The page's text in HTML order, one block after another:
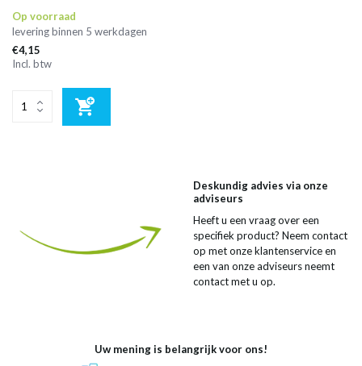
Op voorraad
levering binnen 5 werkdagen
€4,15
Incl. btw
Deskundig advies via onze
adviseurs
Heeft u een vraag over een
specifiek product? Neem contact
op met onze klantenservice en
een van onze adviseurs neemt
contact met u op.
Uw mening is belangrijk voor ons!